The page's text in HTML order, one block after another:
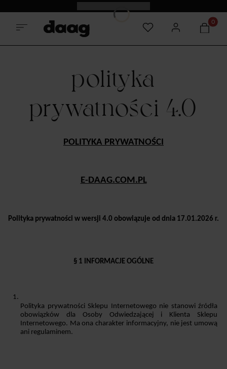
polityka
prywatności 4.0
POLITYKA PRYWATNOŚCI
E-DAAG.COM.PL
Polityka prywatności w wersji 4.0 obowiązuje od dnia 17.01.2026 r.
§ 1 INFORMACJE OGÓLNE
Polityka prywatności Sklepu Internetowego nie stanowi źródła
obowiązków dla Osoby Odwiedzającej i Klienta Sklepu
Internetowego. Ma ona charakter informacyjny, nie jest umową
ani regulaminem.